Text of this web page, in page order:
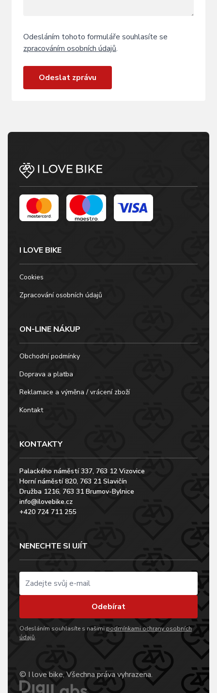
Odesláním tohoto formuláře souhlasíte se
zpracováním osobních údajů.
Odeslat zprávu
I LOVE BIKE
Cookies
Zpracování osobních údajů
ON-LINE NÁKUP
Obchodní podmínky
Doprava a platba
Reklamace a výměna / vrácení zboží
Kontakt
KONTAKTY
Palackého náměstí 337, 763 12 Vizovice
Horní náměstí 820, 763 21 Slavičín
Družba 1216, 763 31 Brumov-Bylnice
info@ilovebike.cz
+420 724 711 255
NENECHTE SI UJÍT
Odebírat
Odesláním souhlasíte s našimi podmínkami ochrany osobních
údajů.
© I love bike, Všechna práva vyhrazena.